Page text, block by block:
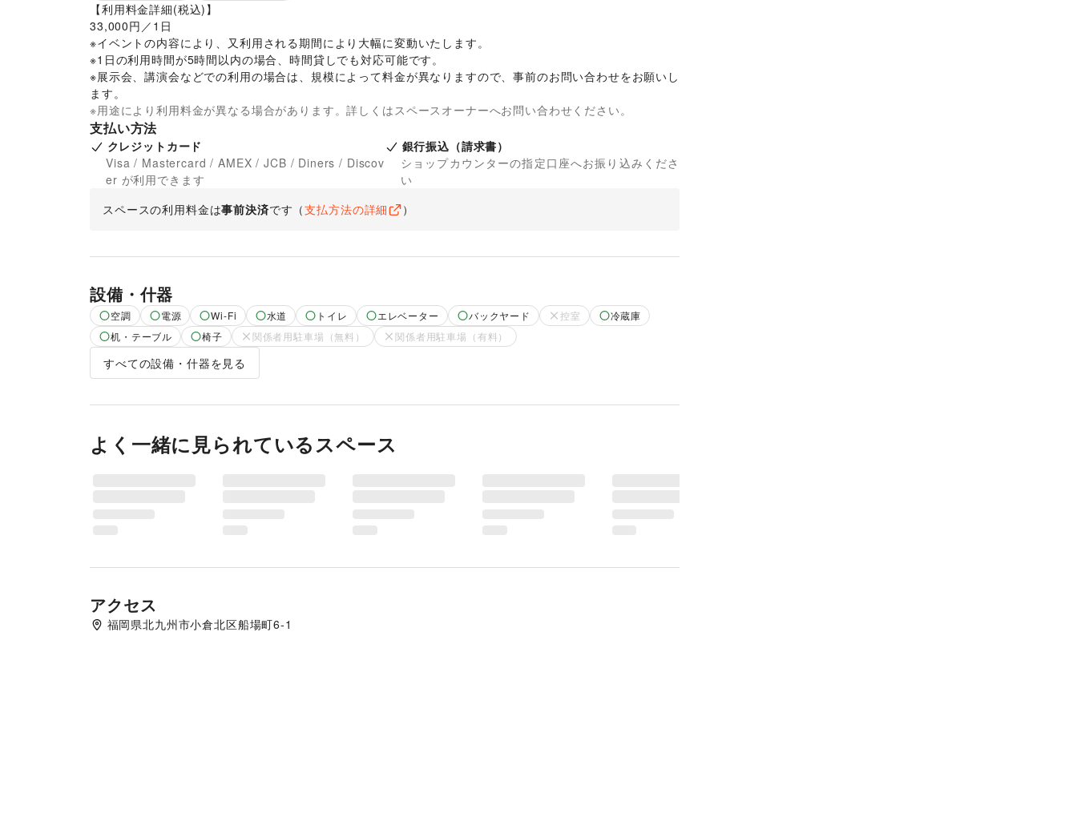
【利用料金詳細(税込)】
33,000円／1日
※イベントの内容により、又利用される期間により大幅に変動いたします。
※1日の利用時間が5時間以内の場合、時間貸しでも対応可能です。
※展示会、講演会などでの利用の場合は、規模によって料金が異なりますので、事前のお問い合わせをお願いし
ます。
※用途により利用料金が異なる場合があります。詳しくはスペースオーナーへお問い合わせください。
支払い方法
クレジットカード
Visa / Mastercard / AMEX / JCB / Diners / Discov
er が利用できます
銀行振込（請求書）
ショップカウンターの指定口座へお振り込みくださ
い
スペースの利用料金は事前決済です （支払方法の詳細 ）
設備・什器
空調 電源 Wi-Fi 水道 トイレ エレベーター バックヤード 控室
冷蔵庫
机・テーブル
椅子 関係者用駐車場（無料） 関係者用駐車場（有料）
すべての設備・什器を見る
よく一緒に見られているスペース
アクセス
福岡県北九州市小倉北区船場町6-1